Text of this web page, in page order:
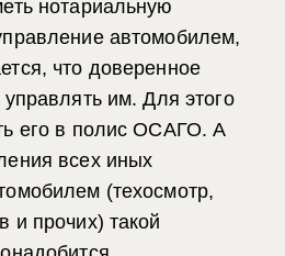
нотариальную
автомобилем,
что доверенное
им. Для этого
его в полис ОСАГО. А
всех иных
м (техосмотр,
и прочих) такой